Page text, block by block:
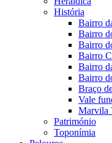
História
Bairro
Bairro
Bairro
Bairro
Bairro
Bairro
Braço
Vale
Marvila
Património
Toponímia